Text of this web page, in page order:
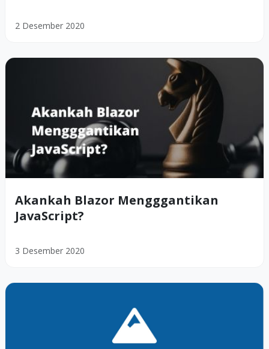
2 Desember 2020
Akankah Blazor Mengggantikan
JavaScript?
3 Desember 2020